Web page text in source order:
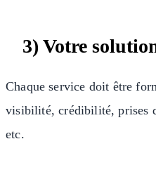
3) Votre
Chaque service doit être
visibilité, crédibilité, prises
etc.